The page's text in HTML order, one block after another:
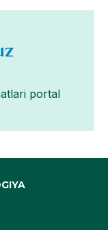
portal